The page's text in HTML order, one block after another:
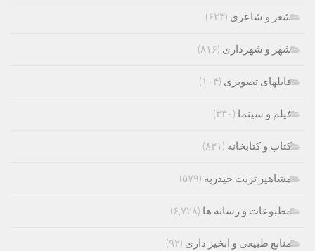
شعر و شاعری (۶۲۳)
شهر و شهرداری (۸۱۶)
فایلهای تصویری (۱۰۴)
فیلم و سینما (۳۳۰)
کتاب و کتابخانه (۸۳۱)
مشاهیر تربت حیدریه (۵۷۹)
مطبوعات و رسانه ها (۶,۷۲۸)
منابع طبیعی و ابخیز داری (۹۲)